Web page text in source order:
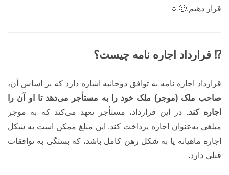
قرار دهیم.🙂🌷
⁉️ قرارداد اجاره نامه چیست؟
قرارداد اجاره نامه به توافق دوجانبه اشاره دارد که بر اساس آن،
صاحب ملک (موجر) ملک خود را به مستأجر می‌دهد تا او آن را
اجاره کند. در این قرارداد، مستأجر تعهد می‌کند که به موجر
مبلغی به‌عنوان اجاره پرداخت کند. این مبلغ ممکن است به شکل
اجاره ماهیانه یا به شکل رهن کامل باشد، که بستگی به توافقات
قبلی دارد.